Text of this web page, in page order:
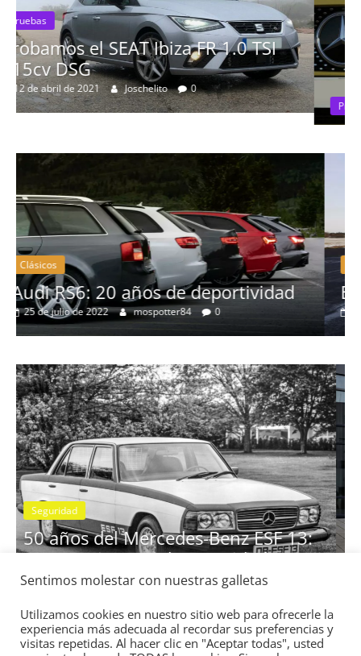
Pruebas
Probamos el Mercedes-Benz A200d
19 de abril de 2020 Joschelito 0
Clásicos
BMW Serie 7: lujo desde 1977
28 de junio de 2022 mospotter84 0
13:
Seguridad Vídeo
El Mazda CX-5 2022 logra la
nota en las pruebas de
IIHS
11 de noviembre de 2021 mospotter84 0
Sentimos molestar con nuestras galletas
Utilizamos cookies en nuestro sitio web para ofrecerle la
experiencia más adecuada al recordar sus preferencias y
visitas repetidas. Al hacer clic en "Aceptar todas", usted